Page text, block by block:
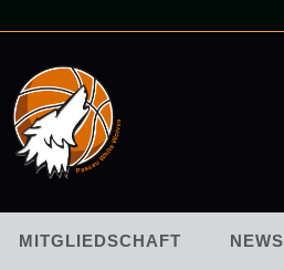
MITGLIEDSCHAFT NEWS